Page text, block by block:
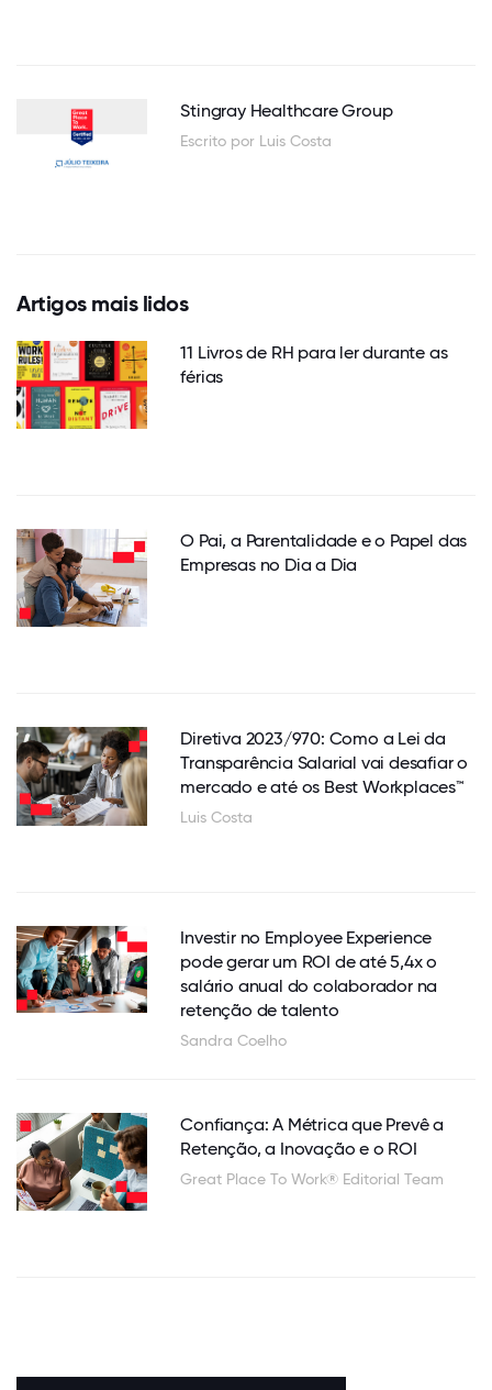
Stingray Healthcare Group
Escrito por Luis Costa
Artigos mais lidos
11 Livros de RH para ler durante as
férias
O Pai, a Parentalidade e o Papel das
Empresas no Dia a Dia
Diretiva 2023/970: Como a Lei da
Transparência Salarial vai desafiar o
mercado e até os Best Workplaces™
Luis Costa
Investir no Employee Experience
pode gerar um ROI de até 5,4x o
salário anual do colaborador na
retenção de talento
Sandra Coelho
Confiança: A Métrica que Prevê a
Retenção, a Inovação e o ROI
Great Place To Work® Editorial Team